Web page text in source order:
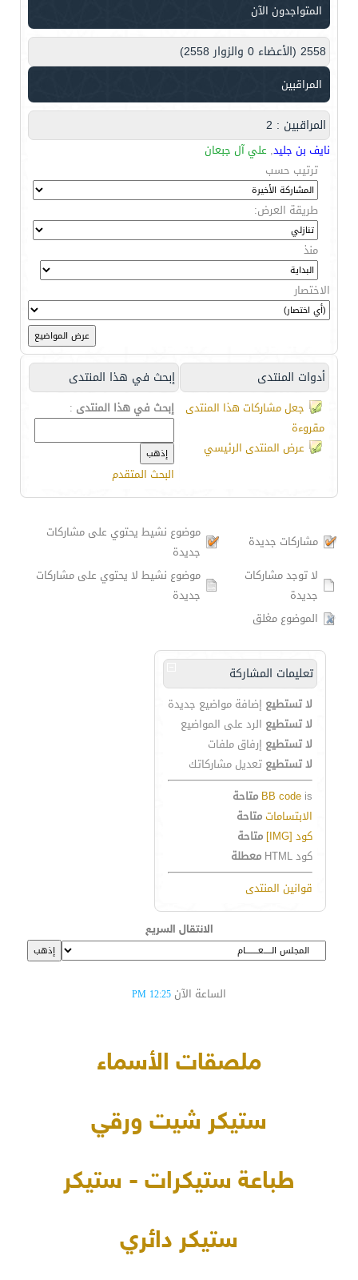
المتواجدون الآن
2558 (الأعضاء 0 والزوار 2558)
المراقبين
المراقبين : 2
نايف بن جليد, علي آل جبعان
ترتيب حسب
طريقة العرض:
منذ
الاختصار
أدوات المنتدى إبحث في هذا المنتدى
جعل مشاركات هذا المنتدى
مقروءة
عرض المنتدى الرئيسي
إبحث في هذا المنتدى :
البحث المتقدم
مشاركات جديدة
موضوع نشيط يحتوي على مشاركات
جديدة
لا توجد مشاركات
جديدة
موضوع نشيط لا يحتوي على مشاركات
جديدة
الموضوع مغلق
تعليمات المشاركة
لا تستطيع إضافة مواضيع جديدة
لا تستطيع الرد على المواضيع
لا تستطيع إرفاق ملفات
لا تستطيع تعديل مشاركاتك
BB code is
متاحة
الابتساماتمتاحة
كود [IMG]
متاحة
كود HTML
معطلة
قوانين المنتدى
الانتقال السريع
الساعة الآن 12:25 PM
ملصقات الأسماء
ستيكر شيت ورقي
طباعة ستيكرات - ستيكر
ستيكر دائري